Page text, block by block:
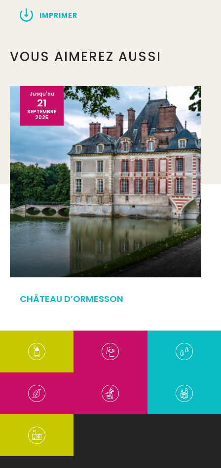
IMPRIMER
VOUS AIMEREZ AUSSI
Jusqu'au
21
SEPTEMBRE
2025
CHÂTEAU D’ORMESSON